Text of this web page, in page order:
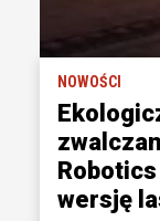
NOWOŚCI
wersję